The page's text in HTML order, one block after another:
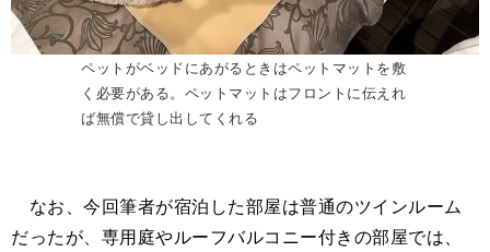
ペットがベッドにあがるときはペットマットを敷
く必要がある。ペットマットはフロントに伝えれ
ば無償で貸し出してくれる
なお、今回筆者が宿泊した部屋は普通のツインルーム
だったが、専用庭やルーフバルコニー付きの部屋では、